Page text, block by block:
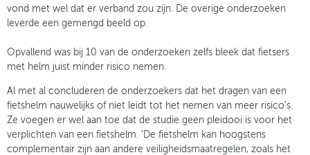
vond met wel dat er verband zou zijn. De overige onderzoeken
leverde een gemengd beeld op.
Opvallend was bij 10 van de onderzoeken zelfs bleek dat fietsers
met helm juist minder risico nemen.
Al met al concluderen de onderzoekers dat het dragen van een
fietshelm nauwelijks of niet leidt tot het nemen van meer risico’s.
Ze voegen er wel aan toe dat de studie geen pleidooi is voor het
verplichten van een fietshelm. ‘De fietshelm kan hoogstens
complementair zijn aan andere veiligheidsmaatregelen, zoals het